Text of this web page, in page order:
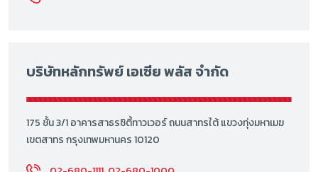
บริษัทหลักทรัพย์ เอเซีย พลัส จำกัด
175 ชั้น 3/1 อาคารสาธรซิตี้ทาวเวอร์ ถนนสาทรใต้ แขวงทุ่งมหาเมฆ
เขตสาทร กรุงเทพมหานคร 10120